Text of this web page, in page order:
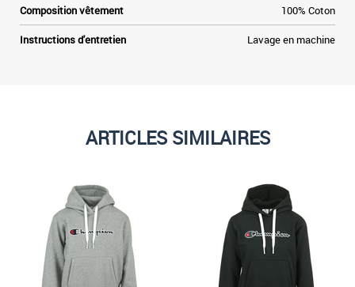
Composition vêtement 100% Coton
Instructions d'entretien Lavage en machine
ARTICLES SIMILAIRES